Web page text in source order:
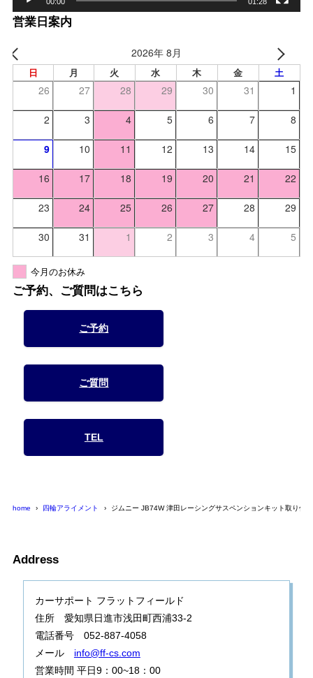
営業日案内
2026年 8月
日 月 火 水 木 金 土
26 27 28 29 30 31 1
2 3 4 5 6 7 8
9 10 11 12 13 14 15
16 17 18 19 20 21 22
23 24 25 26 27 28 29
30 31 1 2 3 4 5
今月のお休み
ご予約、ご質問はこちら
ご予約
ご質問
TEL
home 四輪アライメント ジムニー JB74W 津田レーシングサスペンションキット取り付
Address
カーサポート フラットフィールド
住所 愛知県日進市浅田町西浦33-2
電話番号 052-887-4058
メール info@ff-cs.com
営業時間 平日9：00~18：00